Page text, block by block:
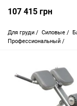
107 415 грн
Для груди / Силовые /
Профессиональный /